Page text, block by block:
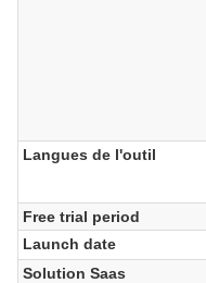
Langues de l'outil
Free trial period
Launch date
Solution Saas